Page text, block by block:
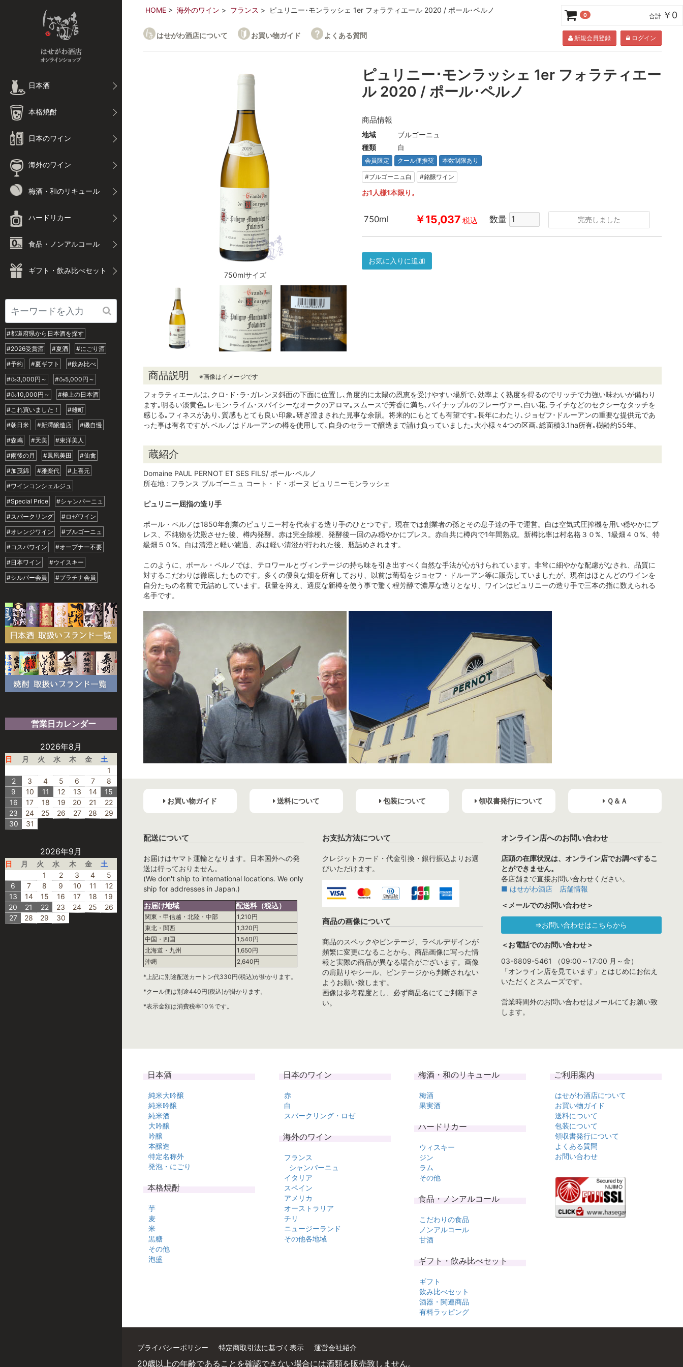
日本酒
本格焼酎
日本のワイン
海外のワイン
梅酒・和のリキュール
ハードリカー
食品・ノンアルコール
ギフト・飲み比べセット
#都道府県から日本酒を探す
#2026受賞酒
#夏酒
#にごり酒
#予約
#夏ギフト
#飲み比べ
#🍶3,000円～
#🍶5,000円～
#🍶10,000円～
#極上の日本酒
#これ買いました！
#雄町
#朝日米
#新澤醸造店
#磯自慢
#森嶋
#天美
#東洋美人
#雨後の月
#鳳凰美田
#仙禽
#加茂錦
#雅楽代
#上喜元
#ワインコンシェルジュ
#Special Price
#シャンパーニュ
#スパークリング
#ロゼワイン
#オレンジワイン
#ブルゴーニュ
#コスパワイン
#オープナー不要
#日本ワイン
#ウイスキー
#シルバー会員
#プラチナ会員
営業日カレンダー
2026年8月
日 月 火 水 木 金
土
1
2
3 4 5 6 7
8
9
10 11 12 13 14
15
16
17 18 19 20 21
22
23
24 25 26 27 28
29
30
31
2026年9月
日 月 火 水 木 金
土
1
2 3 4
5
6
7 8 9 10 11
12
13
14 15 16 17 18
19
20
21 22 23 24 25
26
27
28 29 30
HOME 海外のワイン フランス ピュリニー･モンラッシェ 1er フォラティエール 2020 / ポール･ペルノ
はせがわ酒店について お買い物ガイド よくある質問 新規会員登録 ログイン
750mlサイズ
ピュリニー･モンラッシェ 1er フォラティエー
ル 2020 / ポール･ペルノ
商品情報
地域
ブルゴーニュ
種類
白
会員限定 クール便推奨 本数制限あり
#ブルゴーニュ白 #銘醸ワイン
お1人様1本限り。
750ml ￥15,037 税込 数量 完売しました
お気に入りに追加
商品説明 ※画像はイメージです
フォラティエールは､クロ･ド･ラ･ガレンヌ斜面の下面に位置し､角度的に太陽の恩恵を受けやすい場所で､効率よく熟度を得るのでリッチで力強い味わいが備わり
ます｡明るい淡黄色｡レモン･ライム･スパイシーなオークのアロマ｡スムースで芳香に満ち､パイナップルのフレーヴァー､白い花､ライチなどのセクシーなタッチを
感じる｡フィネスがあり､質感もとても良い印象｡研ぎ澄まされた見事な余韻。将来的にもとても有望です｡長年にわたり､ジョゼフ･ドルーアンの重要な提供元であ
った事は有名ですが､ペルノはドルーアンの樽を使用して､自身のセラーで醸造まで請け負っていました｡大小様々4つの区画､総面積3.1ha所有｡樹齢約55年。
蔵紹介
Domaine PAUL PERNOT ET SES FILS/ ポール･ペルノ
所在地 : フランス ブルゴーニュ コート・ド・ボーヌ ピュリニーモンラッシェ
ピュリニー屈指の造り手
ポール・ペルノは1850年創業のピュリニー村を代表する造り手のひとつです。現在では創業者の孫とその息子達の手で運営。白は空気式圧搾機を用い穏やかにプ
レス、不純物を沈殿させた後、樽内発酵。赤は完全除梗、発酵後一回のみ穏やかにプレス。赤白共に樽内で1年間熟成。新樽比率は村名格３０%、1級畑４０%、特
級畑５０%。白は清澄と軽い濾過、赤は軽い清澄が行われた後、瓶詰めされます。
このように、ポール・ペルノでは、テロワールとヴィンテージの持ち味を引き出すべく自然な手法が心がけられています。非常に細やかな配慮がなされ、品質に
対するこだわりは徹底したものです。多くの優良な畑を所有しており、以前は葡萄をジョセフ・ドルーアン等に販売していましたが、現在はほとんどのワインを
自分たちの名前で元詰めしています。収量を抑え、適度な新樽を使う事で驚く程芳醇で濃厚な造りとなり、ワインはピュリニーの造り手で三本の指に数えられる
名手です。
0 合計 ￥0
お買い物ガイド 送料について 包装について 領収書発行について Ｑ＆Ａ
配送について
お届けはヤマト運輸となります。日本国外への発
送は行っておりません。
(We don't ship to international locations. We only
ship for addresses in Japan.)
お届け地域
配送料（税込）
関東・甲信越・北陸・中部
1,210円
東北・関西
1,320円
中国・四国
1,540円
北海道・九州
1,650円
沖縄
2,640円
*上記に別途配送カートン代330円(税込)が掛かります。
*クール便は別途440円(税込)が掛かります。
*表示金額は消費税率10％です。
お支払方法について
クレジットカード・代金引換・銀行振込よりお選
びいただけます。
商品の画像について
商品のスペックやビンテージ、ラベルデザインが
頻繁に変更になることから、商品画像に写った情
報と実際の商品が異なる場合がございます。画像
の肩貼りやシール、ビンテージから判断されない
ようお願い致します。
画像は参考程度とし、必ず商品名にてご判断下さ
い。
オンライン店へのお問い合わせ
店頭の在庫状況は、オンライン店でお調べするこ
とができません。
各店舗まで直接お問い合わせください。
■ はせがわ酒店 店舗情報
＜メールでのお問い合わせ＞
⇒お問い合わせはこちらから
＜お電話でのお問い合わせ＞
03-6809-5461 （09:00～17:00 月～金）
「オンライン店を見ています」とはじめにお伝え
いただくとスムーズです。
営業時間外のお問い合わせはメールにてお願い致
します。
日本酒
純米大吟醸
純米吟醸
純米酒
大吟醸
吟醸
本醸造
特定名称外
発泡・にごり
本格焼酎
芋
麦
米
黒糖
その他
泡盛
日本のワイン
赤
白
スパークリング・ロゼ
海外のワイン
フランス
シャンパーニュ
イタリア
スペイン
アメリカ
オーストラリア
チリ
ニュージーランド
その他各地域
梅酒・和のリキュール
梅酒
果実酒
ハードリカー
ウィスキー
ジン
ラム
その他
食品・ノンアルコール
こだわりの食品
ノンアルコール
甘酒
ギフト・飲み比べセット
ギフト
飲み比べセット
酒器・関連商品
有料ラッピング
ご利用案内
はせがわ酒店について
お買い物ガイド
送料について
包装について
領収書発行について
よくある質問
お問い合わせ
プライバシーポリシー 特定商取引法に基づく表示 運営会社紹介
20歳以上の年齢であることを確認できない場合には酒類を販売致しません。